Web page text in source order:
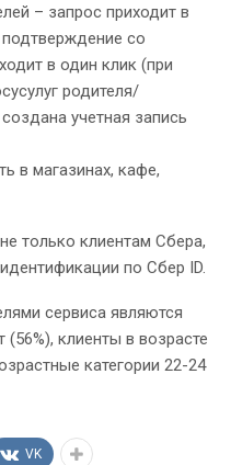
– запрос приходит в
со
в один клик (при
родителя/
учетная запись
в магазинах, кафе,
только клиентам Сбера,
по Сбер ID.
сервиса являются
клиенты в возрасте
категории 22-24
VK